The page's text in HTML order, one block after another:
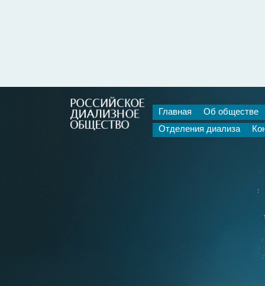
Главная
Об обществе
Отделения диализа